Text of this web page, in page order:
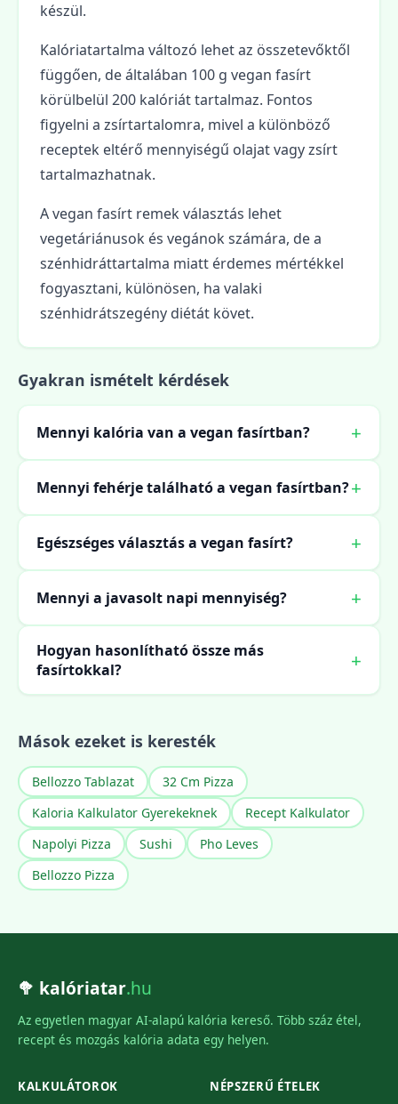
készül.
Kalóriatartalma változó lehet az összetevőktől
függően, de általában 100 g vegan fasírt
körülbelül 200 kalóriát tartalmaz. Fontos
figyelni a zsírtartalomra, mivel a különböző
receptek eltérő mennyiségű olajat vagy zsírt
tartalmazhatnak.
A vegan fasírt remek választás lehet
vegetáriánusok és vegánok számára, de a
szénhidráttartalma miatt érdemes mértékkel
fogyasztani, különösen, ha valaki
szénhidrátszegény diétát követ.
Gyakran ismételt kérdések
Mennyi kalória van a vegan fasírtban?
Mennyi fehérje található a vegan fasírtban?
Egészséges választás a vegan fasírt?
Mennyi a javasolt napi mennyiség?
Hogyan hasonlítható össze más
fasírtokkal?
Mások ezeket is keresték
Bellozzo Tablazat
32 Cm Pizza
Kaloria Kalkulator Gyerekeknek
Recept Kalkulator
Napolyi Pizza
Sushi
Pho Leves
Bellozzo Pizza
🥦 kalóriatar.hu
Az egyetlen magyar AI-alapú kalória kereső. Több száz étel,
recept és mozgás kalória adata egy helyen.
KALKULÁTOROK NÉPSZERŰ ÉTELEK